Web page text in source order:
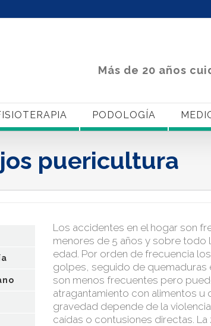
Más de 20 años
PODOLOGÍA
puericultura
Los accidentes en el hogar son
menores de 5 años y sobre todo
edad. Por orden de frecuencia
golpes, seguido de quemaduras
son menos frecuentes pero
atragantamiento con alimentos u
gravedad depende de la
caídas o contusiones directas.